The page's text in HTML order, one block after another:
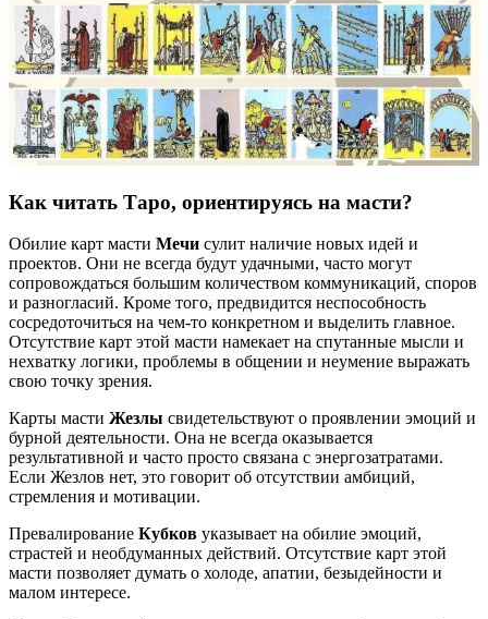
Как читать Таро, ориентируясь на масти?
Обилие карт масти Мечи сулит наличие новых идей и
проектов. Они не всегда будут удачными, часто могут
сопровождаться большим количеством коммуникаций, споров
и разногласий. Кроме того, предвидится неспособность
сосредоточиться на чем-то конкретном и выделить главное.
Отсутствие карт этой масти намекает на спутанные мысли и
нехватку логики, проблемы в общении и неумение выражать
свою точку зрения.
Карты масти Жезлы свидетельствуют о проявлении эмоций и
бурной деятельности. Она не всегда оказывается
результативной и часто просто связана с энергозатратами.
Если Жезлов нет, это говорит об отсутствии амбиций,
стремления и мотивации.
Превалирование Кубков указывает на обилие эмоций,
страстей и необдуманных действий. Отсутствие карт этой
масти позволяет думать о холоде, апатии, безыдейности и
малом интересе.